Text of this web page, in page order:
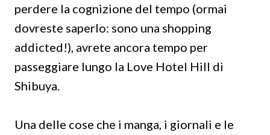
perdere la cognizione del tempo (ormai
dovreste saperlo: sono una shopping
addicted!), avrete ancora tempo per
passeggiare lungo la Love Hotel Hill di
Shibuya.
Una delle cose che i manga, i giornali e le